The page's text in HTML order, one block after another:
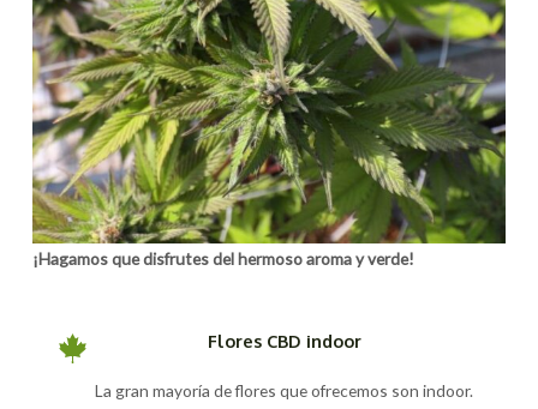
¡Hagamos que disfrutes del hermoso aroma y verde!
Flores CBD indoor
La gran mayoría de flores que ofrecemos son indoor.